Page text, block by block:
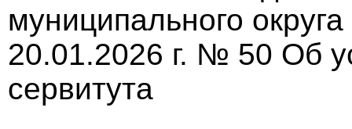
муниципального
20.01.2026 г. № 50 Об
сервитута